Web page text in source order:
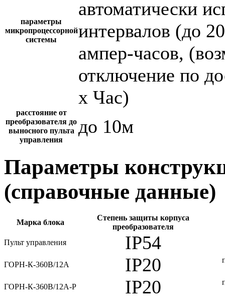
параметры
микропроцессорной
системы
автоматически
интервалов (до
ампер-часов,
отключение по
х Час)
расстояние от
преобразователя до
выносного пульта
управления
до 10м
Параметры
(справочные данные)
Марка блока
Степень защиты корпуса
преобразователя
Пульт управления
IP54
ГОРН-К-360В/12А IP20
ГОРН-К-360В/12А-Р IP20